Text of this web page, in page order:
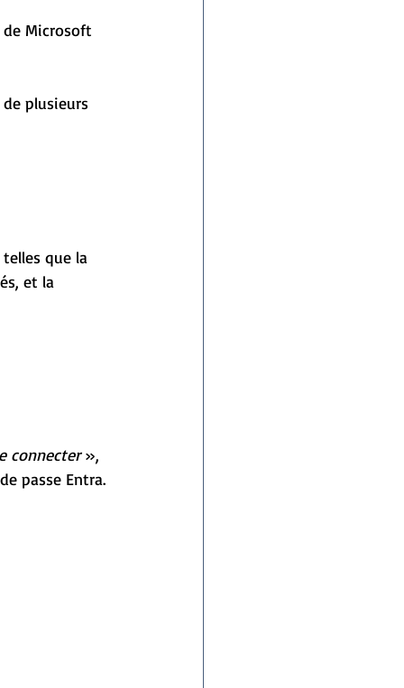
Microsoft
plusieurs
que la
et la
connecter »,
passe Entra.